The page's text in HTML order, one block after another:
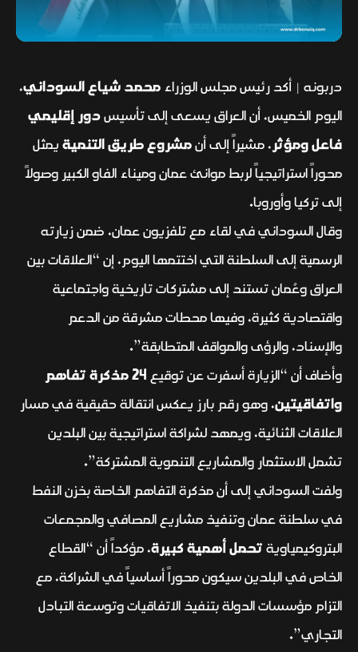
دربونه | أكد رئيس مجلس الوزراءمحمد شياع السوداني،
اليوم الخميس، أن العراق يسعى إلى تأسيسدور إقليمي
فاعل ومؤثر، مشيراً إلى أنمشروع طريق التنميةيمثل
محوراً استراتيجياً لربط موانئ عمان وميناء الفاو الكبير وصولاً
إلى تركيا وأوروبا.
وقال السوداني في لقاء مع تلفزيون عمان، ضمن زيارته
الرسمية إلى السلطنة التي اختتمها اليوم، إن “العلاقات بين
العراق وعُمان تستند إلى مشتركات تاريخية واجتماعية
واقتصادية كثيرة، وفيها محطات مشرقة من الدعم
والإسناد، والرؤى والمواقف المتطابقة”.
وأضاف أن “الزيارة أسفرت عن توقيع
24 مذكرة تفاهم
واتفاقيتين، وهو رقم بارز يعكس انتقالة حقيقية في مسار
العلاقات الثنائية، ويمهد لشراكة استراتيجية بين البلدين
تشمل الاستثمار والمشاريع التنموية المشتركة”.
ولفت السوداني إلى أن مذكرة التفاهم الخاصة بخزن النفط
في سلطنة عمان وتنفيذ مشاريع المصافي والمجمعات
البتروكيمياويةتحمل أهمية كبيرة، مؤكداً أن “القطاع
الخاص في البلدين سيكون محوراً أساسياً في الشراكة، مع
التزام مؤسسات الدولة بتنفيذ الاتفاقيات وتوسعة التبادل
التجاري”.